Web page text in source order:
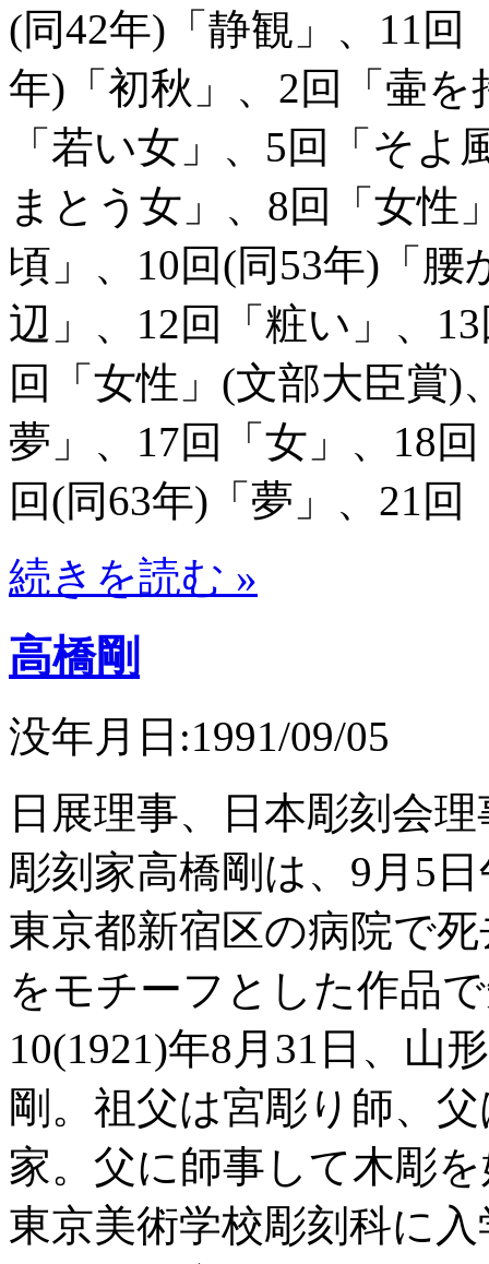
(同42年)「静観」、11回
年)「初秋」、2回「壷
「若い女」、5回「そ
まとう女」、8回「女性
頃」、10回(同53年)「腰
辺」、12回「粧い」、
回「女性」(文部大臣賞)
夢」、17回「女」、18
回(同63年)「夢」、21
続きを読む »
高橋剛
没年月日:1991/09/05
日展理事、日本彫刻会
彫刻家高橋剛は、9月5
東京都新宿区の病院で
をモチーフとした作品
10(1921)年8月31日、山
剛。祖父は宮彫り師、
家。父に師事して木彫
東京美術学校彫刻科に